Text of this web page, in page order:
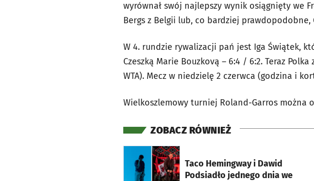
wyrównał swój najlepszy wynik osiągnięty we
Bergs z Belgii lub, co bardziej prawdopodobne,
W 4. rundzie rywalizacji pań jest Iga Świątek,
Czeszką Marie Bouzkovą – 6:4 / 6:2. Teraz
WTA). Mecz w niedzielę 2 czerwca (godzina i
Wielkoszlemowy turniej Roland-Garros można
ZOBACZ RÓWNIEŻ
Taco Hemingway i Dawid
Podsiadło jednego dnia we
otworzy się w nowej karcie